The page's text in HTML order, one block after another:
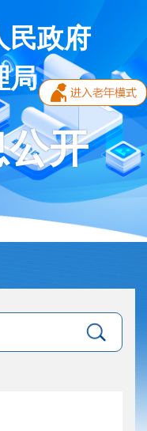
民政府
局
开